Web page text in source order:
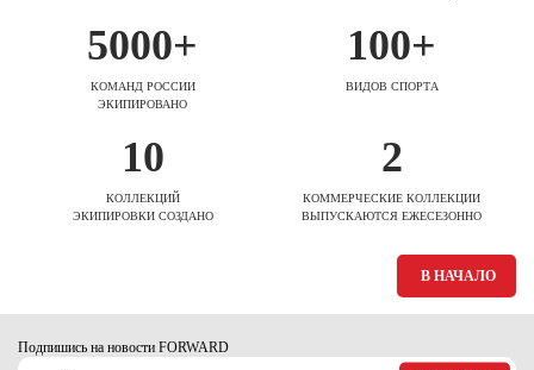
5000+
КОМАНД РОССИИ
ЭКИПИРОВАНО
100+
ВИДОВ СПОРТА
10
КОЛЛЕКЦИЙ
ЭКИПИРОВКИ СОЗДАНО
2
КОММЕРЧЕСКИЕ КОЛЛЕКЦИИ
ВЫПУСКАЮТСЯ ЕЖЕСЕЗОННО
В НАЧАЛО
Подпишись на новости FORWARD